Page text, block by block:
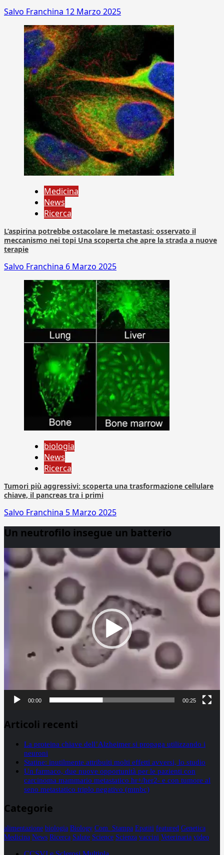
Salvo Franchina 12 Marzo 2025
Medicina
News
Ricerca
L’aspirina potrebbe ostacolare le metastasi: osservato il
meccanismo nei topi Una scoperta che apre la strada a nuove
terapie
Salvo Franchina 6 Marzo 2025
biologia
News
Ricerca
Tumori più aggressivi: scoperta una trasformazione cellulare
chiave, il pancreas tra i primi
Salvo Franchina 5 Marzo 2025
Un neutrofilo insegue un batterio
Player
00:00 00:25
Articoli recenti
La proteina chiave dell’Alzheimer si propaga utilizzando i
neuroni
Statine: inutilmente attribuiti molti effetti avversi, lo studio
Un farmaco, due nuove opportunità per le pazienti con
carcinoma mammario metastatico hr+/her2- e con tumore al
seno metastatico triplo negativo (mtnbc)
Categorie
alimentazione biologia Biology Com. Stampa Epatiti featured Genetica
Medicina News Ricerca Salute Science Scienza vaccini Veterinaria video